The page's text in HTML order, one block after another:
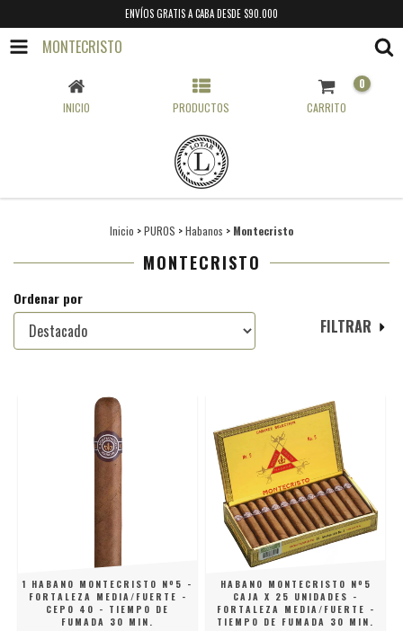
ENVÍOS GRATIS A CABA DESDE $90.000
MONTECRISTO
INICIO PRODUCTOS CARRITO
0
Inicio >PUROS >Habanos > Montecristo
MONTECRISTO
Ordenar por
FILTRAR
1 HABANO MONTECRISTO Nº5 -
FORTALEZA MEDIA/FUERTE -
CEPO 40 - TIEMPO DE
FUMADA 30 MIN.
HABANO MONTECRISTO Nº5
CAJA X 25 UNIDADES -
FORTALEZA MEDIA/FUERTE -
TIEMPO DE FUMADA 30 MIN.